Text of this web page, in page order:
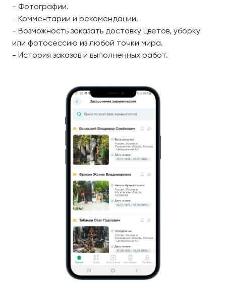
- Фотографии.
- Комментарии и рекомендации.
- Возможность заказать доставку цветов, уборку
или фотосессию из любой точки мира.
- История заказов и выполненных работ.